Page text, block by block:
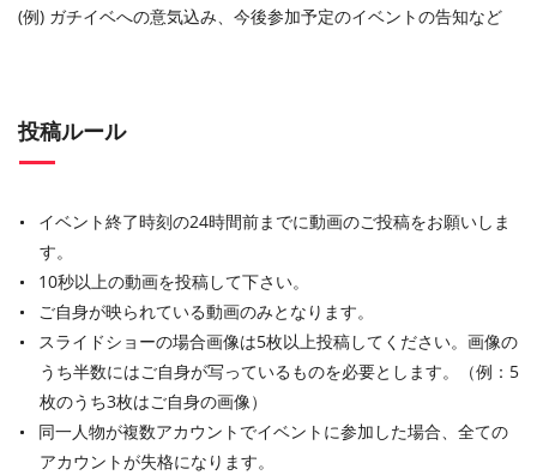
(例) ガチイベへの意気込み、今後参加予定のイベントの告知など
投稿ルール
イベント終了時刻の24時間前までに動画のご投稿をお願いしま
す。
10秒以上の動画を投稿して下さい。
ご自身が映られている動画のみとなります。
スライドショーの場合画像は5枚以上投稿してください。画像の
うち半数にはご自身が写っているものを必要とします。（例：5
枚のうち3枚はご自身の画像）
同一人物が複数アカウントでイベントに参加した場合、全ての
アカウントが失格になります。